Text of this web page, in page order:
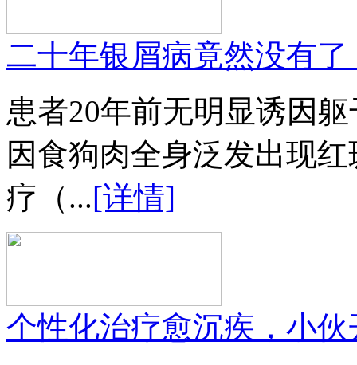
二十年银屑病竟然没有了
患者20年前无明显诱因
因食狗肉全身泛发出现
疗（...[详情]
个性化治疗愈沉疾，小